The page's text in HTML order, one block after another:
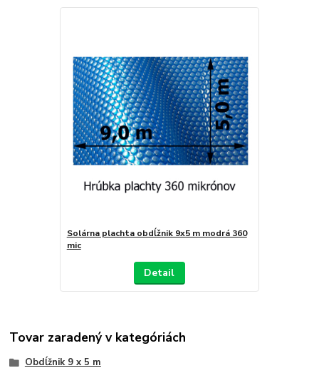
Solárna plachta obdĺžnik 9x5 m modrá 360
mic
Detail
Tovar zaradený v kategóriách
Obdĺžnik 9 x 5 m